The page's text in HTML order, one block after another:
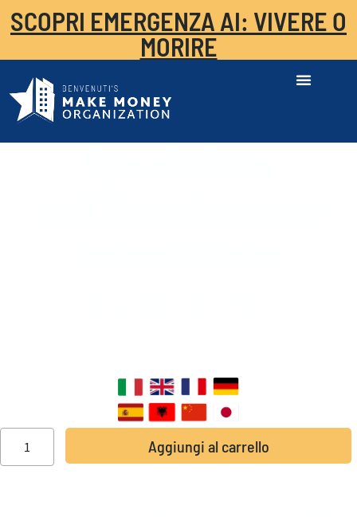
SCOPRI EMERGENZA AI: VIVERE O
MORIRE
Aggiungi al carrello